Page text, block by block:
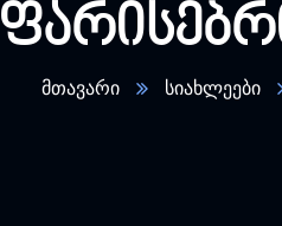
მთავარი სიახლეები